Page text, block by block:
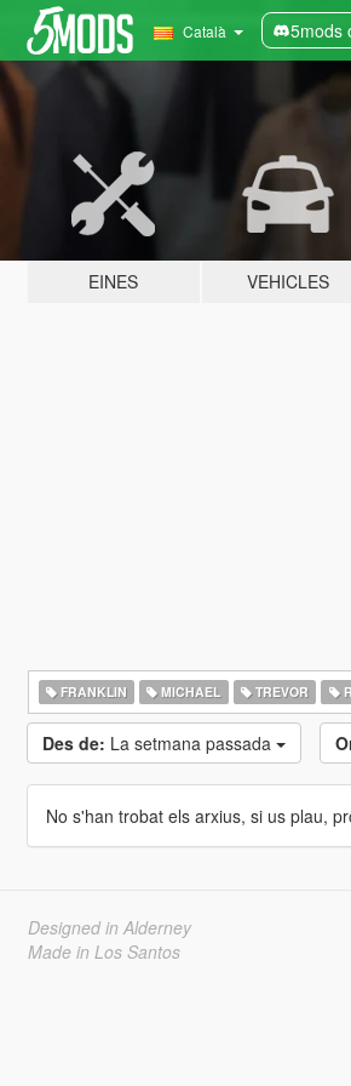
Català 5mods
EINES VEHICLES
FRANKLIN MICHAEL TREVOR
Des de: La setmana passada
No s'han trobat els arxius, si us plau,
Designed in Alderney
Made in Los Santos